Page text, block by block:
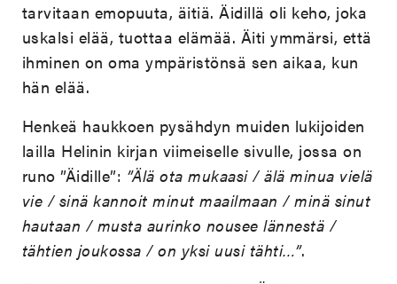
tarvitaan emopuuta, äitiä. Äidillä oli keho, joka
uskalsi elää, tuottaa elämää. Äiti ymmärsi, että
ihminen on oma ympäristönsä sen aikaa, kun
hän elää.
Henkeä haukkoen pysähdyn muiden lukijoiden
lailla Helinin kirjan viimeiselle sivulle, jossa on
runo ”Äidille”: ”Älä ota mukaasi / älä minua vielä
vie / sinä kannoit minut maailmaan / minä sinut
hautaan / musta aurinko nousee lännestä /
tähtien joukossa / on yksi uusi tähti…”.